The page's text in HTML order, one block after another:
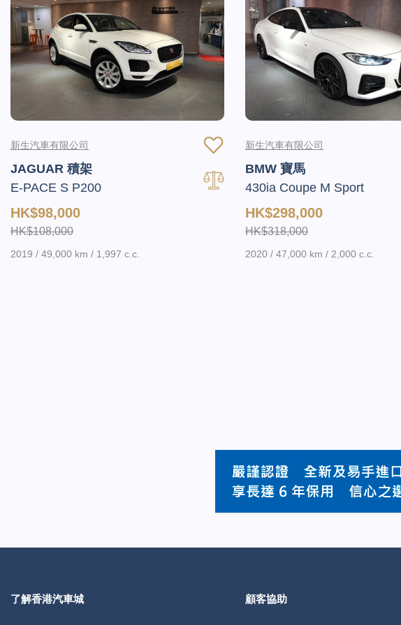
新生汽車有限公司
JAGUAR 積架
E-PACE S P200
HK$98,000
HK$108,000
2019 / 49,000 km / 1,997 c.c.
新生汽車有限公司
BMW 寶馬
430ia Coupe M Sport
HK$298,000
HK$318,000
2020 / 47,000 km / 2,000 c.c.
了解香港汽車城 顧客協助